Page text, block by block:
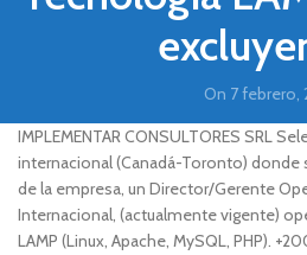
On 7 febrero,
IMPLEMENTAR CONSULTORES SRL
internacional (Canadá-Toronto) donde
de la empresa, un Director/Gerente
Internacional, (actualmente vigente)
LAMP (Linux, Apache, MySQL, PHP).